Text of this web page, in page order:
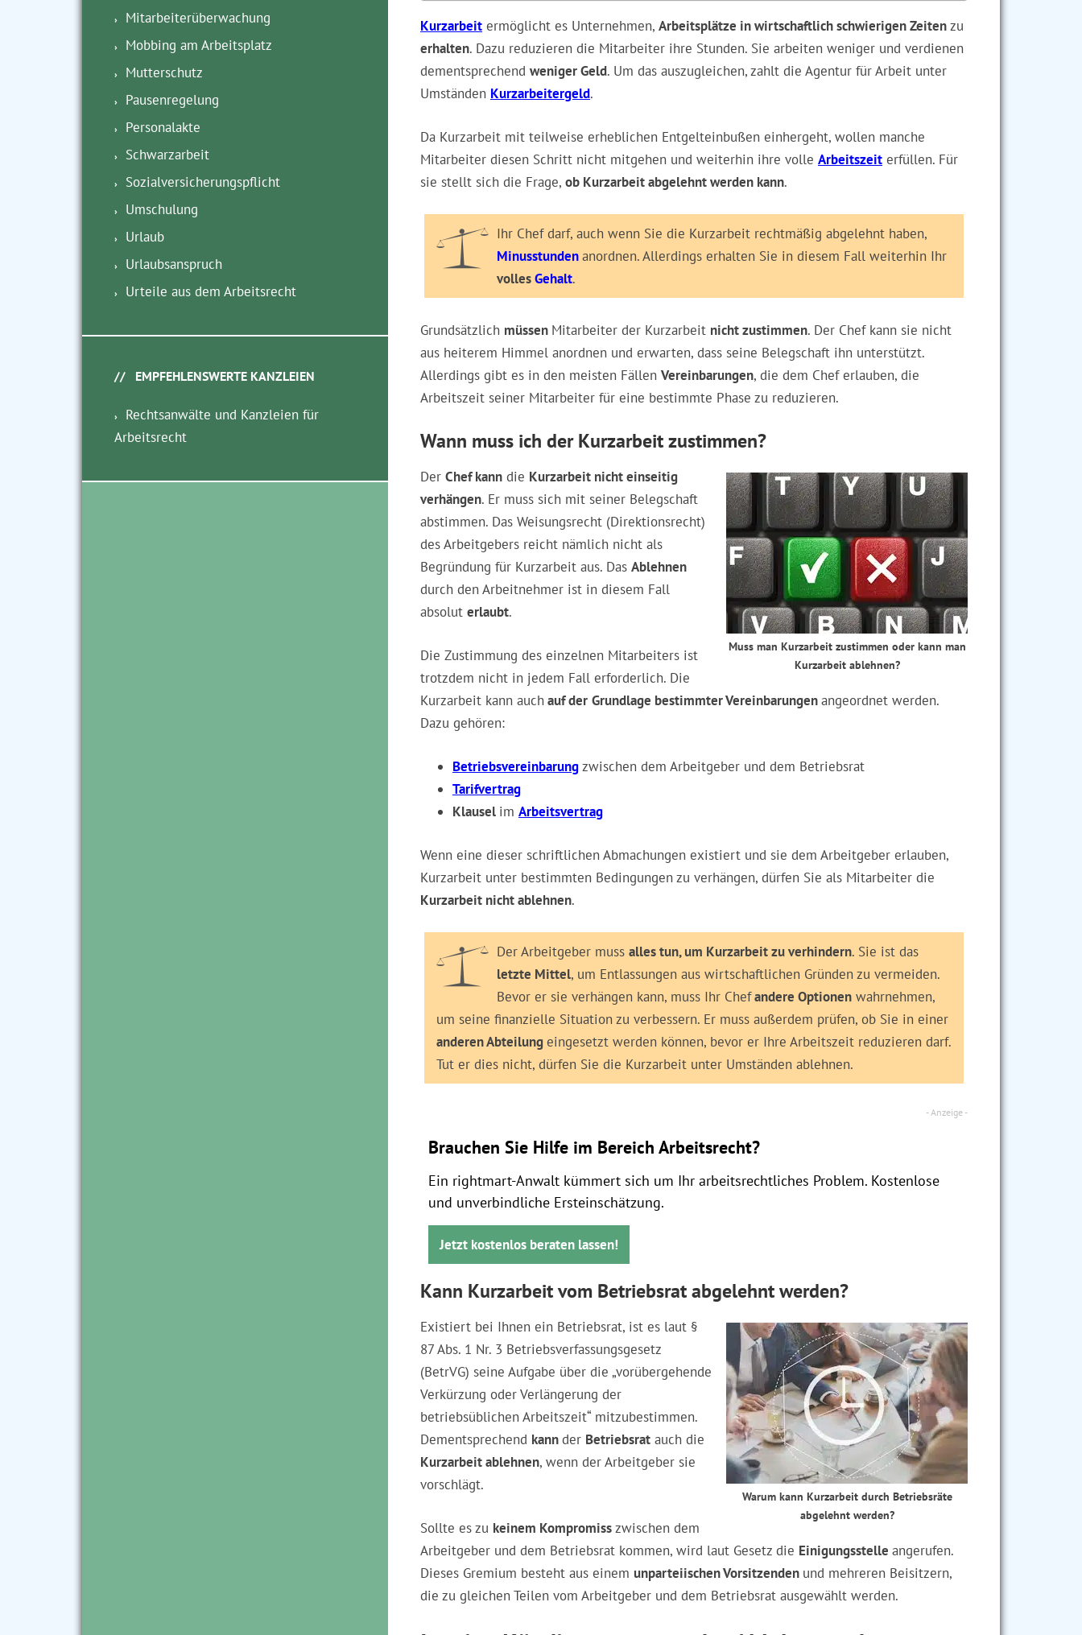
Kurzarbeit ermöglicht es Unternehmen, Arbeitsplätze in wirtschaftlich schwierigen Zeitenzu
erhalten. Dazu reduzieren die Mitarbeiter ihre Stunden. Sie arbeiten weniger und verdienen
dementsprechend weniger Geld. Um das auszugleichen, zahlt die Agentur für Arbeit unter
Umständen Kurzarbeitergeld.
Da Kurzarbeit mit teilweise erheblichen Entgelteinbußen einhergeht, wollen manche
Mitarbeiter diesen Schritt nicht mitgehen und weiterhin ihre volle Arbeitszeit erfüllen. Für
sie stellt sich die Frage, ob Kurzarbeit abgelehnt werden kann.
Ihr Chef darf, auch wenn Sie die Kurzarbeit rechtmäßig abgelehnt haben,
Minusstundenanordnen. Allerdings erhalten Sie in diesem Fall weiterhin Ihr
vollesGehalt.
Grundsätzlich müssen Mitarbeiter der Kurzarbeit nicht zustimmen. Der Chef kann sie nicht
aus heiterem Himmel anordnen und erwarten, dass seine Belegschaft ihn unterstützt.
Allerdings gibt es in den meisten Fällen Vereinbarungen, die dem Chef erlauben, die
Arbeitszeit seiner Mitarbeiter für eine bestimmte Phase zu reduzieren.
Wann muss ich der Kurzarbeit zustimmen?
Muss man Kurzarbeit zustimmen oder kann man
Kurzarbeit ablehnen?
Der Chef kann die Kurzarbeit nicht einseitig
verhängen. Er muss sich mit seiner Belegschaft
abstimmen. Das Weisungsrecht (Direktionsrecht)
des Arbeitgebers reicht nämlich nicht als
Begründung für Kurzarbeit aus. Das Ablehnen
durch den Arbeitnehmer ist in diesem Fall
absolut erlaubt.
Die Zustimmung des einzelnen Mitarbeiters ist
trotzdem nicht in jedem Fall erforderlich. Die
Kurzarbeit kann auchauf der Grundlage bestimmter Vereinbarungenangeordnet werden.
Dazu gehören:
Betriebsvereinbarungzwischen dem Arbeitgeber und dem Betriebsrat
Tarifvertrag
Klausel im Arbeitsvertrag
Wenn eine dieser schriftlichen Abmachungen existiert und sie dem Arbeitgeber erlauben,
Kurzarbeit unter bestimmten Bedingungen zu verhängen, dürfen Sie als Mitarbeiter die
Kurzarbeit nicht ablehnen.
Der Arbeitgeber muss alles tun, um Kurzarbeit zu verhindern. Sie ist das
letzte Mittel, um Entlassungen aus wirtschaftlichen Gründen zu vermeiden.
Bevor er sie verhängen kann, muss Ihr Chefandere Optionen wahrnehmen,
um seine finanzielle Situation zu verbessern. Er muss außerdem prüfen, ob Sie in einer
anderen Abteilungeingesetzt werden können, bevor er Ihre Arbeitszeit reduzieren darf.
Tut er dies nicht, dürfen Sie die Kurzarbeit unter Umständen ablehnen.
Brauchen Sie Hilfe im Bereich Arbeitsrecht?
Ein rightmart-Anwalt kümmert sich um Ihr arbeitsrechtliches Problem. Kostenlose
und unverbindliche Ersteinschätzung.
Jetzt kostenlos beraten lassen!
Kann Kurzarbeit vom Betriebsrat abgelehnt werden?
Warum kann Kurzarbeit durch Betriebsräte
abgelehnt werden?
Existiert bei Ihnen ein Betriebsrat, ist es laut §
87 Abs. 1 Nr. 3 Betriebsverfassungsgesetz
(BetrVG) seine Aufgabe über die „vorübergehende
Verkürzung oder Verlängerung der
betriebsüblichen Arbeitszeit“ mitzubestimmen.
Dementsprechend kannder Betriebsrat auch die
Kurzarbeit ablehnen, wenn der Arbeitgeber sie
vorschlägt.
Sollte es zu keinem Kompromisszwischen dem
Arbeitgeber und dem Betriebsrat kommen, wird laut Gesetz die Einigungsstelle angerufen.
Dieses Gremium besteht aus einem unparteiischen Vorsitzenden und mehreren Beisitzern,
die zu gleichen Teilen vom Arbeitgeber und dem Betriebsrat ausgewählt werden.
Mitarbeiterüberwachung
Mobbing am Arbeitsplatz
Mutterschutz
Pausenregelung
Personalakte
Schwarzarbeit
Sozialversicherungspflicht
Umschulung
Urlaub
Urlaubsanspruch
Urteile aus dem Arbeitsrecht
EMPFEHLENSWERTE KANZLEIEN
Rechtsanwälte und Kanzleien für
Arbeitsrecht